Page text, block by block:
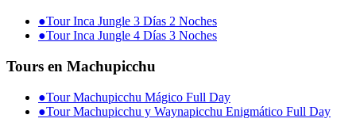
●Tour Inca Jungle 3 Días 2 Noches
●Tour Inca Jungle 4 Días 3 Noches
Tours en Machupicchu
●Tour Machupicchu Mágico Full Day
●Tour Machupicchu y Waynapicchu Enigmático Full Day